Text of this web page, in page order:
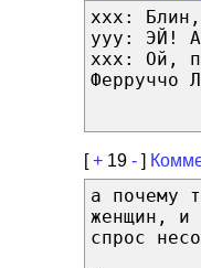
xxx: Блин,
yyy: ЭЙ! А
xxx: Ой,
Ферруччо
[+ 19 - ]
а почему
женщин, и
спрос